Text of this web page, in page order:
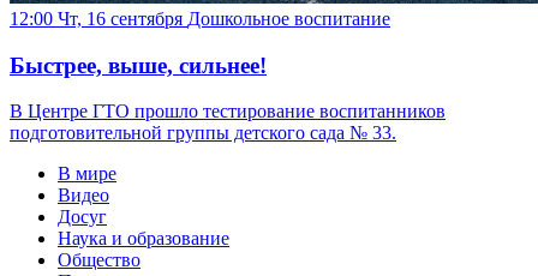
12:00 Чт, 16 сентября Дошкольное воспитание
Быстрее, выше, сильнее!
В Центре ГТО прошло тестирование воспитанников
подготовительной группы детского сада № 33.
В мире
Видео
Досуг
Наука и образование
Общество